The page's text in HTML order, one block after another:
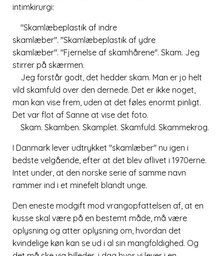
intimkirurgi:
Skamlæbeplastik af indre
skamlæber . Skamlæbeplastik af ydre
skamlæber . Fjernelse af skamhårene . Skam. Jeg
stirrer på skærmen.
Jeg forstår godt, det hedder skam. Man er jo helt
vild skamfuld over den dernede. Det er ikke noget,
man kan vise frem, uden at det føles enormt pinligt.
Det var flot af Sanne at vise det foto.
Skam. Skamben. Skamplet. Skamfuld. Skammekrog.
I Danmark lever udtrykket skamlæber nu igen i
bedste velgående, efter at det blev aflivet i 1970erne.
Intet under, at den norske serie af samme navn
rammer ind i et minefelt blandt unge.
Den eneste modgift mod vrangopfattelsen af, at en
kusse skal være på en bestemt måde, må være
oplysning og atter oplysning om, hvordan det
kvindelige køn kan se ud i al sin mangfoldighed. Og